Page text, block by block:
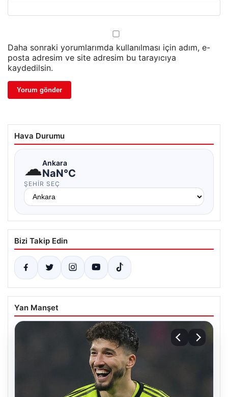
Daha sonraki yorumlarımda kullanılması için adım, e-
posta adresim ve site adresim bu tarayıcıya
kaydedilsin.
Hava Durumu
☁Ankara
NaN°C
ŞEHIR SEÇ
Bizi Takip Edin
Yan Manşet